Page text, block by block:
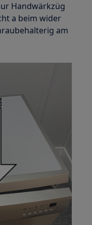
Handwärkzüg
a beim wider
am